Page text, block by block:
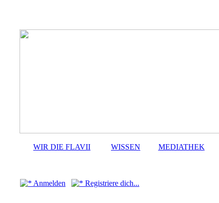
WIR DIE FLAVII WISSEN MEDIATHEK
Anmelden Registriere dich...